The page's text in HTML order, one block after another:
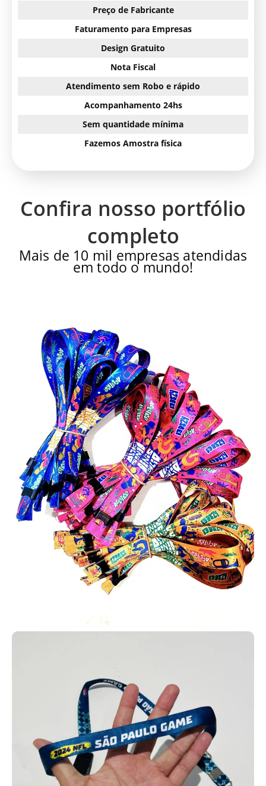
Preço de Fabricante
Faturamento para Empresas
Design Gratuito
Nota Fiscal
Atendimento sem Robo e rápido
Acompanhamento 24hs
Sem quantidade mínima
Fazemos Amostra física
Confira nosso portfólio
completo
Mais de 10 mil empresas atendidas
em todo o mundo!